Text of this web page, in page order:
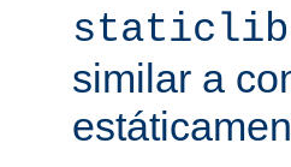
similar a